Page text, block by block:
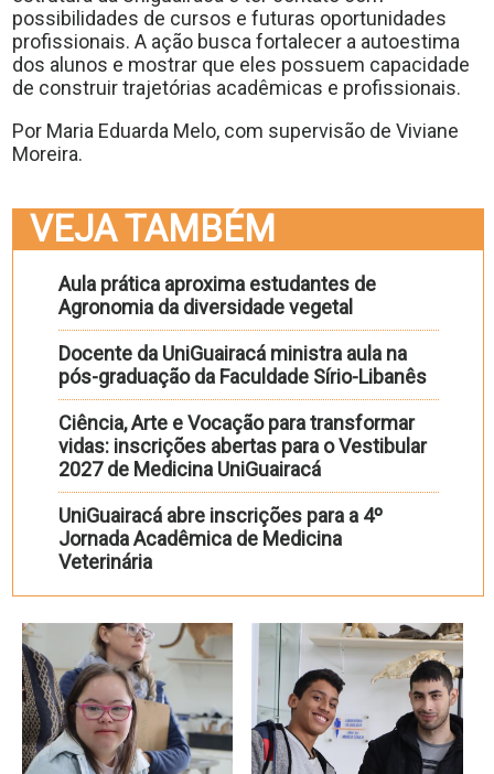
possibilidades de cursos e futuras oportunidades
profissionais. A ação busca fortalecer a autoestima
dos alunos e mostrar que eles possuem capacidade
de construir trajetórias acadêmicas e profissionais.
Por Maria Eduarda Melo, com supervisão de Viviane
Moreira.
VEJA TAMBÉM
Aula prática aproxima estudantes de
Agronomia da diversidade vegetal
Docente da UniGuairacá ministra aula na
pós-graduação da Faculdade Sírio-Libanês
Ciência, Arte e Vocação para transformar
vidas: inscrições abertas para o Vestibular
2027 de Medicina UniGuairacá
UniGuairacá abre inscrições para a 4º
Jornada Acadêmica de Medicina
Veterinária